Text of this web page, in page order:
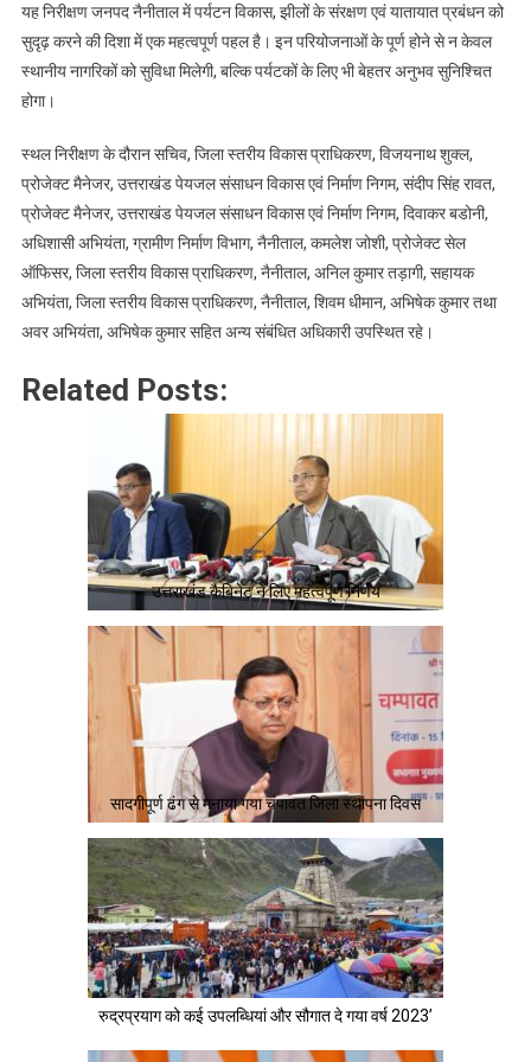
यह निरीक्षण जनपद नैनीताल में पर्यटन विकास, झीलों के संरक्षण एवं यातायात प्रबंधन को
सुदृढ़ करने की दिशा में एक महत्वपूर्ण पहल है। इन परियोजनाओं के पूर्ण होने से न केवल
स्थानीय नागरिकों को सुविधा मिलेगी, बल्कि पर्यटकों के लिए भी बेहतर अनुभव सुनिश्चित
होगा।
स्थल निरीक्षण के दौरान सचिव, जिला स्तरीय विकास प्राधिकरण, विजयनाथ शुक्ल,
प्रोजेक्ट मैनेजर, उत्तराखंड पेयजल संसाधन विकास एवं निर्माण निगम, संदीप सिंह रावत,
प्रोजेक्ट मैनेजर, उत्तराखंड पेयजल संसाधन विकास एवं निर्माण निगम, दिवाकर बडोनी,
अधिशासी अभियंता, ग्रामीण निर्माण विभाग, नैनीताल, कमलेश जोशी, प्रोजेक्ट सेल
ऑफिसर, जिला स्तरीय विकास प्राधिकरण, नैनीताल, अनिल कुमार तड़ागी, सहायक
अभियंता, जिला स्तरीय विकास प्राधिकरण, नैनीताल, शिवम धीमान, अभिषेक कुमार तथा
अवर अभियंता, अभिषेक कुमार सहित अन्य संबंधित अधिकारी उपस्थित रहे।
Related Posts:
उत्तराखंड कैबिनेट ने लिए महत्वपूर्ण निर्णय
सादगीपूर्ण ढंग से मनाया गया चंपावत जिला स्थापना दिवस
रुद्रप्रयाग को कई उपलब्धियां और सौगात दे गया वर्ष 2023’